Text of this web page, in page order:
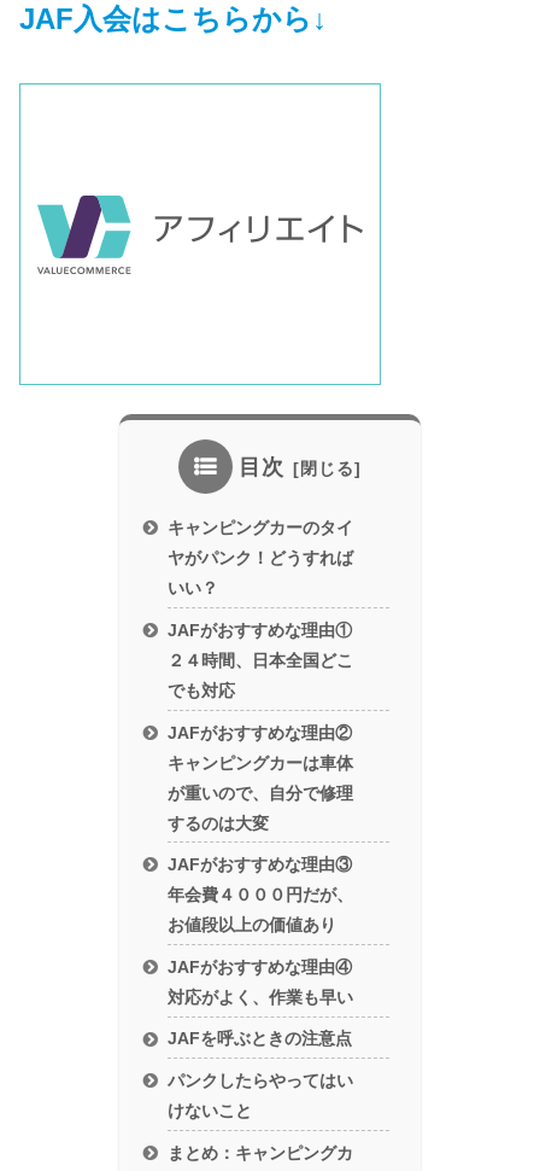
JAF入会はこちらから↓
目次
キャンピングカーのタイ
ヤがパンク！どうすれば
いい？
JAFがおすすめな理由①
２４時間、日本全国どこ
でも対応
JAFがおすすめな理由②
キャンピングカーは車体
が重いので、自分で修理
するのは大変
JAFがおすすめな理由③
年会費４０００円だが、
お値段以上の価値あり
JAFがおすすめな理由④
対応がよく、作業も早い
JAFを呼ぶときの注意点
パンクしたらやってはい
けないこと
まとめ：キャンピングカ